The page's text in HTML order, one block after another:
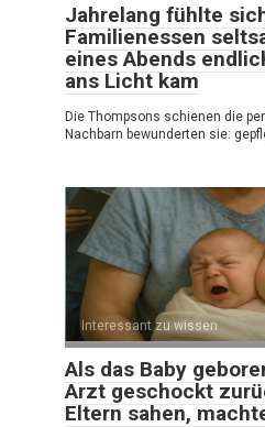
Jahrelang fühlte
Familienessen
eines Abends
ans Licht kam
Die Thompsons schienen die
Nachbarn bewunderten sie:
Interessant zu wissen
Als das Baby
Arzt geschockt
Eltern sahen,